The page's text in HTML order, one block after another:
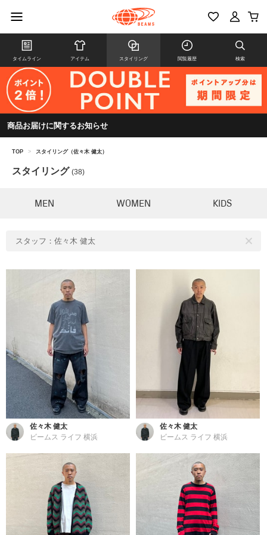
タイムライン アイテム スタイリング 閲覧履歴 検索
商品お届けに関するお知らせ
TOP > スタイリング（佐々木 健太）
スタイリング (38)
MEN WOMEN KIDS
スタッフ：佐々木 健太
佐々木 健太
ビームス ライフ 横浜
佐々木 健太
ビームス ライフ 横浜